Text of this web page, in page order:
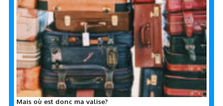
Mais où est donc ma valise?